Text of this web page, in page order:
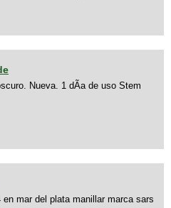
Nueva. 1 dÃ­a de uso Stem
en mar del plata manillar marca sars